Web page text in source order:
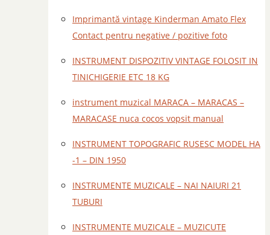
Imprimantă vintage Kinderman Amato Flex
Contact pentru negative / pozitive foto
INSTRUMENT DISPOZITIV VINTAGE FOLOSIT IN
TINICHIGERIE ETC 18 KG
instrument muzical MARACA – MARACAS –
MARACASE nuca cocos vopsit manual
INSTRUMENT TOPOGRAFIC RUSESC MODEL HA
-1 – DIN 1950
INSTRUMENTE MUZICALE – NAI NAIURI 21
TUBURI
INSTRUMENTE MUZICALE – MUZICUTE